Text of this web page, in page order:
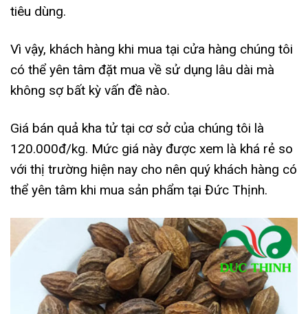
tiêu dùng.
Vì vậy, khách hàng khi mua tại cửa hàng chúng tôi
có thể yên tâm đặt mua về sử dụng lâu dài mà
không sợ bất kỳ vấn đề nào.
Giá bán quả kha tử tại cơ sở của chúng tôi là
120.000đ/kg. Mức giá này được xem là khá rẻ so
với thị trường hiện nay cho nên quý khách hàng có
thể yên tâm khi mua sản phẩm tại Đức Thịnh.